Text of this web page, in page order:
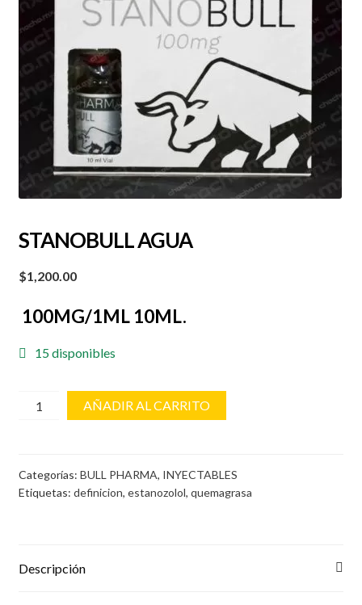
STANOBULL AGUA
$1,200.00
100MG/1ML 10ML.
15 disponibles
STANOBULLAÑADIR AL CARRITO
Categorías: BULL PHARMA, INYECTABLES
Etiquetas: definicion, estanozolol, quemagrasa
Descripción